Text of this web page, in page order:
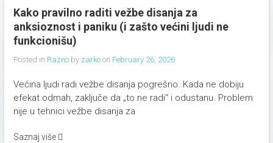
Kako pravilno raditi vežbe disanja za
anksioznost i paniku (i zašto većini ljudi ne
funkcionišu)
Posted in Razno by zarko on February 26, 2026
Većina ljudi radi vežbe disanja pogrešno. Kada ne dobiju
efekat odmah, zaključe da „to ne radi“ i odustanu. Problem
nije u tehnici vežbe disanja za
Saznaj više